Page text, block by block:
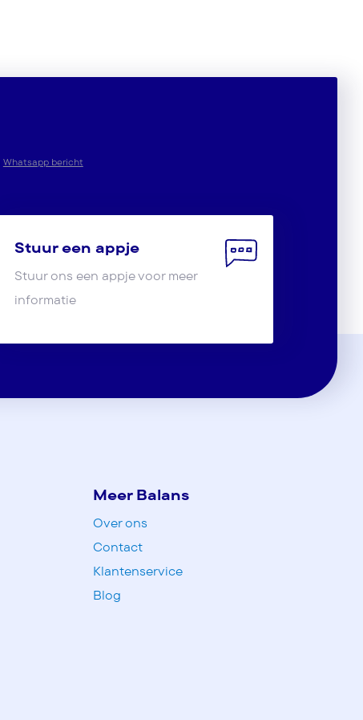
Whatsapp bericht
Stuur een appje
Stuur ons een appje voor meer
informatie
Meer Balans
Over ons
Contact
Klantenservice
Blog